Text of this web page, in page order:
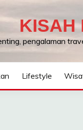
KISAH
pengalaman
Lifestyle